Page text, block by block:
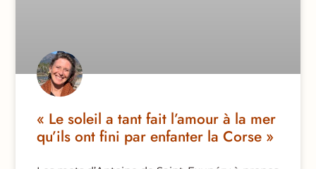
« Le soleil a tant fait l’amour à la mer
qu’ils ont fini par enfanter la Corse »